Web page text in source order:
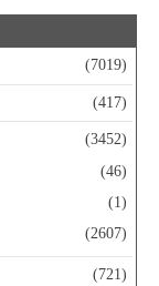
(7019)
(417)
(3452)
(46)
(1)
(2607)
(721)